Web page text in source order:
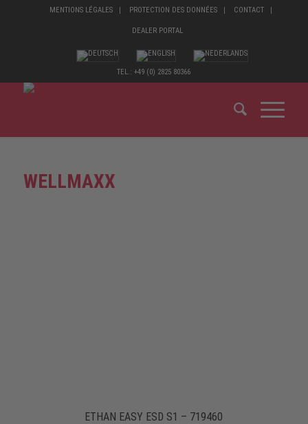
MENTIONS LÉGALES PROTECTION DES DONNÉES CONTACT
DEALER PORTAL
TEL.: +49 (0) 2825 80366
WELLMAXX
ETHAN EASY ESD S1 – 719460